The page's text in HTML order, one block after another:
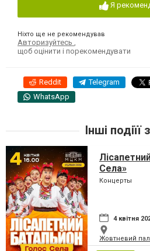
Я
Ніхто ще не рекомендував
Авторизуйтесь
щоб оцінити і порекомендувати
Reddit Telegram
WhatsApp
Інші подіїї
Села»
Концерты
4 квітня
Жовтневий